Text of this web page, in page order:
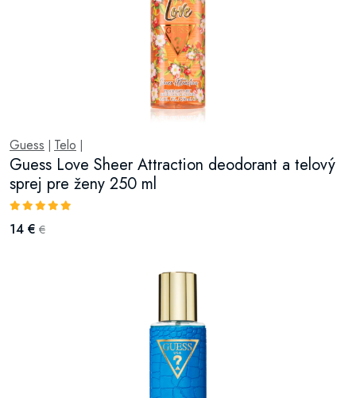
Guess Telo
Guess Love Sheer Attraction deodorant a telový
sprej pre ženy 250 ml
14 € €